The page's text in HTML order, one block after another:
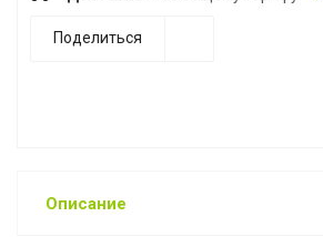
Поделиться
Описание